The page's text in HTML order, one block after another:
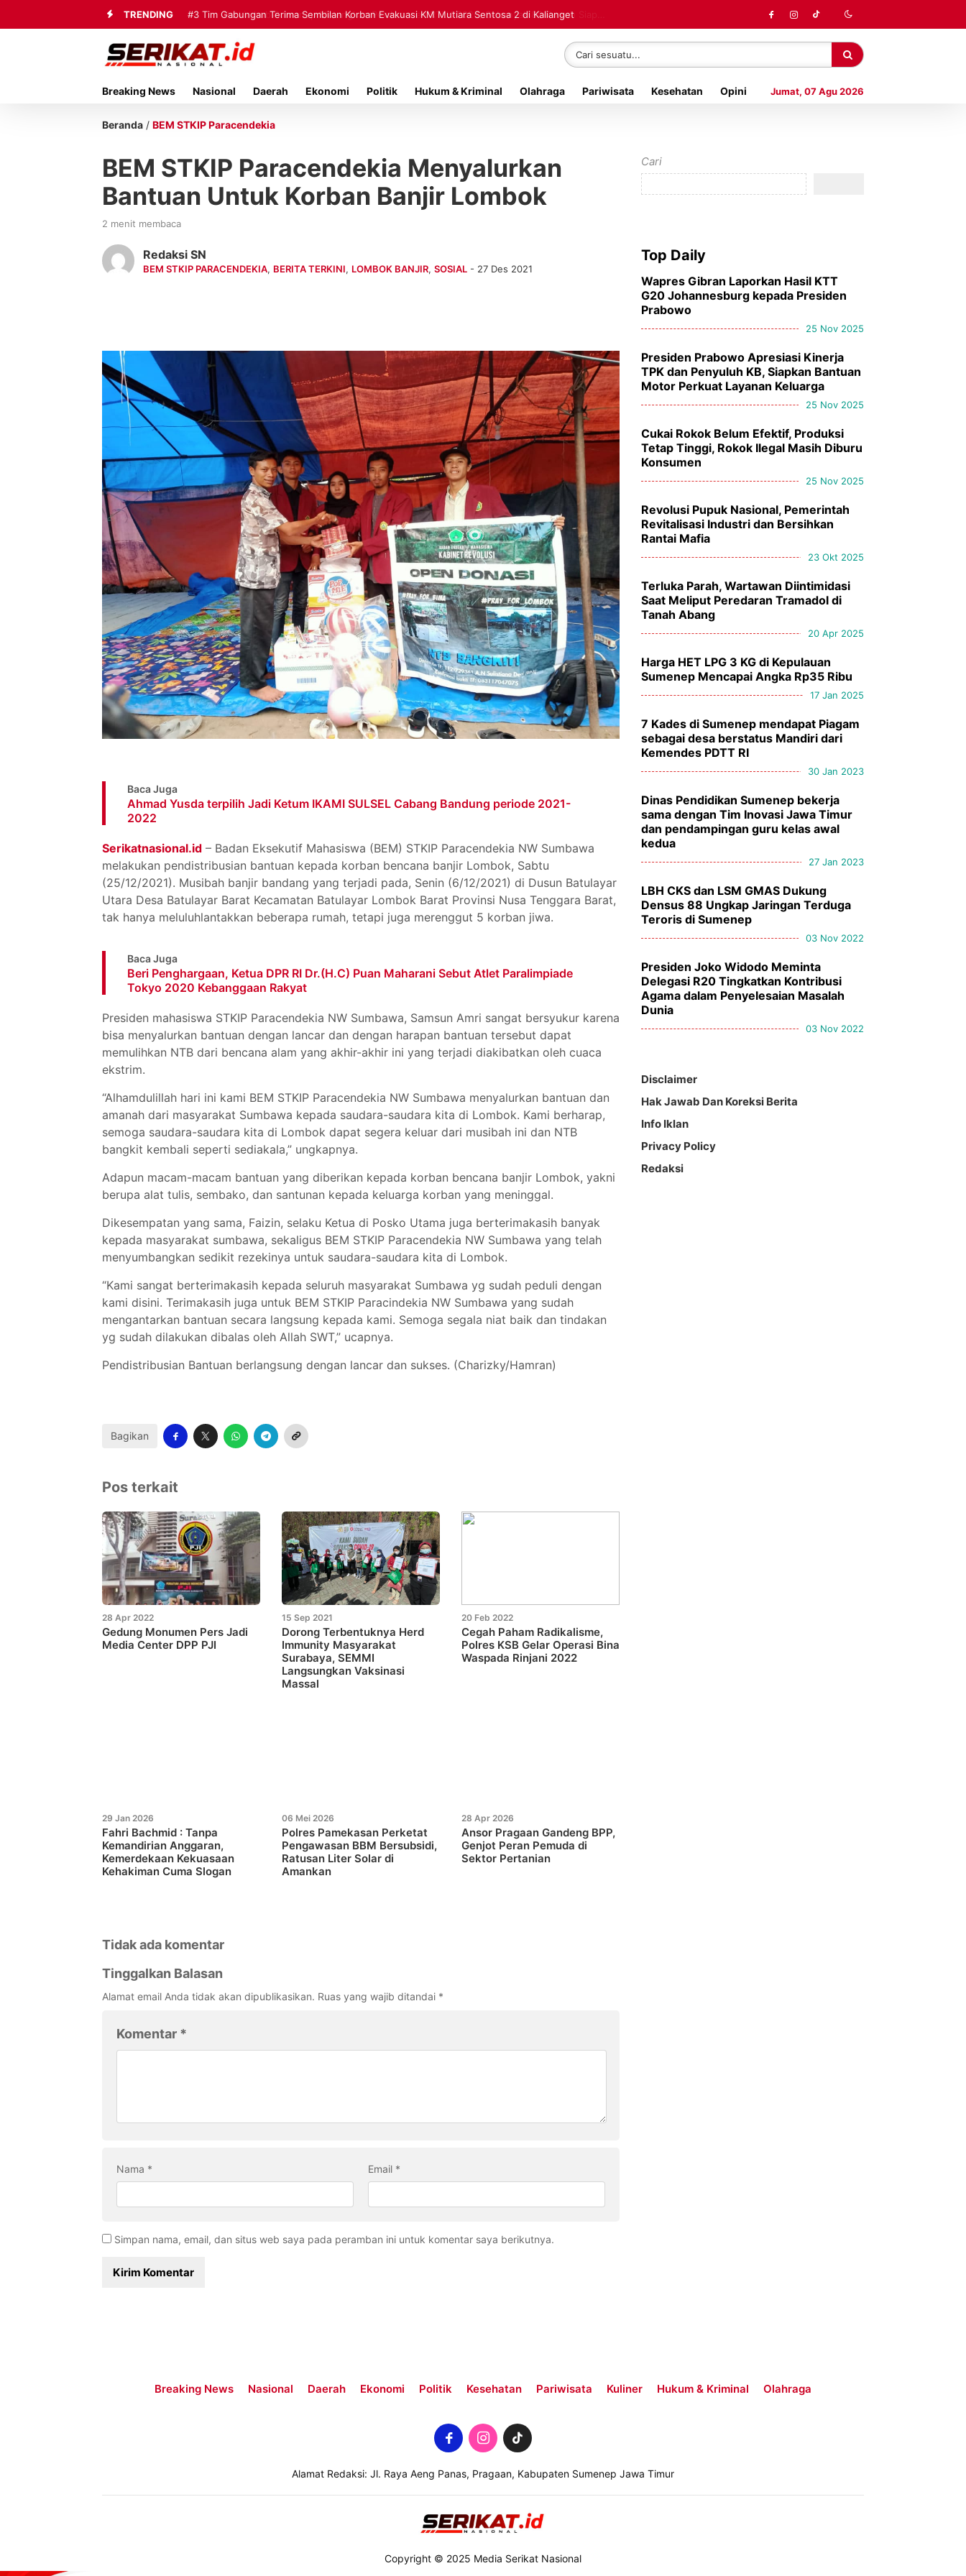
TRENDING #3 Tim Gabungan Terima Sembilan Korban Evakuasi KM Mutiara Sentosa 2 di Kalianget
Breaking News Nasional Daerah Ekonomi Politik Hukum & Kriminal Olahraga Pariwisata Kesehatan Opini Jumat, 07 Agu 2026
Beranda / BEM STKIP Paracendekia
BEM STKIP Paracendekia Menyalurkan
Bantuan Untuk Korban Banjir Lombok
2 menit membaca
Redaksi SN
BEM STKIP PARACENDEKIA, BERITA TERKINI, LOMBOK BANJIR, SOSIAL - 27 Des 2021
Baca Juga
Ahmad Yusda terpilih Jadi Ketum IKAMI SULSEL Cabang Bandung periode 2021-
2022
Serikatnasional.id – Badan Eksekutif Mahasiswa (BEM) STKIP Paracendekia NW Sumbawa
melakukan pendistribusian bantuan kepada korban bencana banjir Lombok, Sabtu
(25/12/2021). Musibah banjir bandang yang terjadi pada, Senin (6/12/2021) di Dusun Batulayar
Utara Desa Batulayar Barat Kecamatan Batulayar Lombok Barat Provinsi Nusa Tenggara Barat,
tak hanya meluluhlantakkan beberapa rumah, tetapi juga merenggut 5 korban jiwa.
Baca Juga
Beri Penghargaan, Ketua DPR RI Dr.(H.C) Puan Maharani Sebut Atlet Paralimpiade
Tokyo 2020 Kebanggaan Rakyat
Presiden mahasiswa STKIP Paracendekia NW Sumbawa, Samsun Amri sangat bersyukur karena
bisa menyalurkan bantuan dengan lancar dan dengan harapan bantuan tersebut dapat
memulihkan NTB dari bencana alam yang akhir-akhir ini yang terjadi diakibatkan oleh cuaca
ekstrim.
“Alhamdulillah hari ini kami BEM STKIP Paracendekia NW Sumbawa menyalurkan bantuan dan
amanah dari masyarakat Sumbawa kepada saudara-saudara kita di Lombok. Kami berharap,
semoga saudara-saudara kita di Lombok dapat segera keluar dari musibah ini dan NTB
bangkit kembali seperti sediakala,” ungkapnya.
Adapun macam-macam bantuan yang diberikan kepada korban bencana banjir Lombok, yakni
berupa alat tulis, sembako, dan santunan kepada keluarga korban yang meninggal.
Dikesempatan yang sama, Faizin, selaku Ketua di Posko Utama juga berterimakasih banyak
kepada masyarakat sumbawa, sekaligus BEM STKIP Paracendekia NW Sumbawa yang telah
menyumbangkan sedikit rezekinya untuk saudara-saudara kita di Lombok.
“Kami sangat berterimakasih kepada seluruh masyarakat Sumbawa yg sudah peduli dengan
kami disini. Terimakasih juga untuk BEM STKIP Paracindekia NW Sumbawa yang sudah
mengantarkan bantuan secara langsung kepada kami. Semoga segala niat baik dan tindakan
yg sudah dilakukan dibalas oleh Allah SWT,” ucapnya.
Pendistribusian Bantuan berlangsung dengan lancar dan sukses. (Charizky/Hamran)
Bagikan
Pos terkait
28 Apr 2022
Gedung Monumen Pers Jadi
Media Center DPP PJI
15 Sep 2021
Dorong Terbentuknya Herd
Immunity Masyarakat
Surabaya, SEMMI
Langsungkan Vaksinasi
Massal
20 Feb 2022
Cegah Paham Radikalisme,
Polres KSB Gelar Operasi Bina
Waspada Rinjani 2022
29 Jan 2026
Fahri Bachmid : Tanpa
Kemandirian Anggaran,
Kemerdekaan Kekuasaan
Kehakiman Cuma Slogan
06 Mei 2026
Polres Pamekasan Perketat
Pengawasan BBM Bersubsidi,
Ratusan Liter Solar di
Amankan
28 Apr 2026
Ansor Pragaan Gandeng BPP,
Genjot Peran Pemuda di
Sektor Pertanian
Tidak ada komentar
Tinggalkan Balasan
Alamat email Anda tidak akan dipublikasikan. Ruas yang wajib ditandai *
Komentar *
Nama * Email *
Simpan nama, email, dan situs web saya pada peramban ini untuk komentar saya berikutnya.
Cari
Top Daily
Wapres Gibran Laporkan Hasil KTT
G20 Johannesburg kepada Presiden
Prabowo
25 Nov 2025
Presiden Prabowo Apresiasi Kinerja
TPK dan Penyuluh KB, Siapkan Bantuan
Motor Perkuat Layanan Keluarga
25 Nov 2025
Cukai Rokok Belum Efektif, Produksi
Tetap Tinggi, Rokok Ilegal Masih Diburu
Konsumen
25 Nov 2025
Revolusi Pupuk Nasional, Pemerintah
Revitalisasi Industri dan Bersihkan
Rantai Mafia
23 Okt 2025
Terluka Parah, Wartawan Diintimidasi
Saat Meliput Peredaran Tramadol di
Tanah Abang
20 Apr 2025
Harga HET LPG 3 KG di Kepulauan
Sumenep Mencapai Angka Rp35 Ribu
17 Jan 2025
7 Kades di Sumenep mendapat Piagam
sebagai desa berstatus Mandiri dari
Kemendes PDTT RI
30 Jan 2023
Dinas Pendidikan Sumenep bekerja
sama dengan Tim Inovasi Jawa Timur
dan pendampingan guru kelas awal
kedua
27 Jan 2023
LBH CKS dan LSM GMAS Dukung
Densus 88 Ungkap Jaringan Terduga
Teroris di Sumenep
03 Nov 2022
Presiden Joko Widodo Meminta
Delegasi R20 Tingkatkan Kontribusi
Agama dalam Penyelesaian Masalah
Dunia
03 Nov 2022
Disclaimer
Hak Jawab Dan Koreksi Berita
Info Iklan
Privacy Policy
Redaksi
Breaking News Nasional Daerah Ekonomi Politik Kesehatan Pariwisata Kuliner Hukum & Kriminal Olahraga
Alamat Redaksi: Jl. Raya Aeng Panas, Pragaan, Kabupaten Sumenep Jawa Timur
Copyright © 2025 Media Serikat Nasional